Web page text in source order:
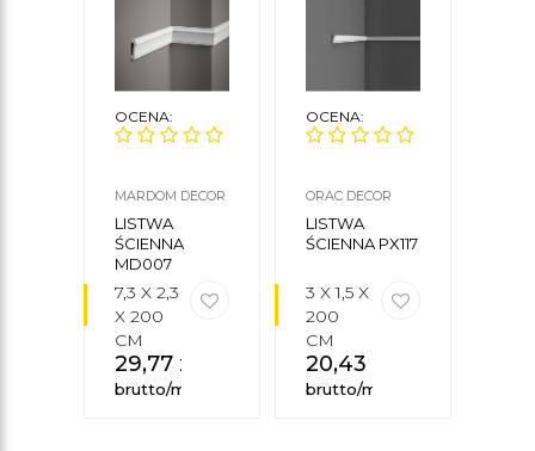
OCENA:
MARDOM DECOR
LISTWA
ŚCIENNA
MD007
MARDOM
DECOR
7,3 X 2,3
X 200
CM
29,77 zł
brutto/mb
OCENA:
ORAC DECOR
LISTWA
ŚCIENNA PX117
3 X 1,5 X
200
CM
20,43
brutto/mb